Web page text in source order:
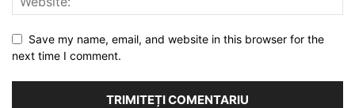
Save my name, email, and website in this browser for the
next time I comment.